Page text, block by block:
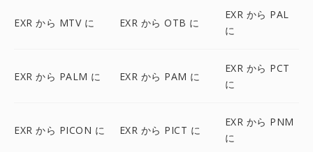
EXR から MTV に EXR から OTB に
EXR から PAL
に
EXR から PALM に EXR から PAM に
EXR から PCT
に
EXR から PICON に EXR から PICT に
EXR から PNM
に